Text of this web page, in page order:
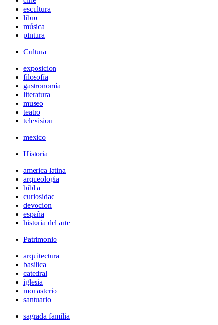
escultura
libro
música
pintura
Cultura
exposicion
filosofía
gastronomía
literatura
museo
teatro
television
mexico
Historia
america latina
arqueologia
biblia
curiosidad
devocion
españa
historia del arte
Patrimonio
arquitectura
basilica
catedral
iglesia
monasterio
santuario
sagrada familia